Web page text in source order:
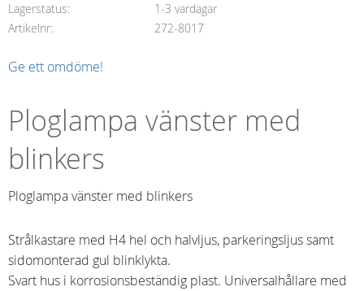
Lagerstatus
1-3 vardagar
Artikelnr
272-8017
Ge ett omdöme!
Ploglampa vänster med
blinkers
Ploglampa vänster med blinkers
Strålkastare med H4 hel och halvljus, parkeringsljus samt
sidomonterad gul blinklykta.
Svart hus i korrosionsbeständig plast. Universalhållare med